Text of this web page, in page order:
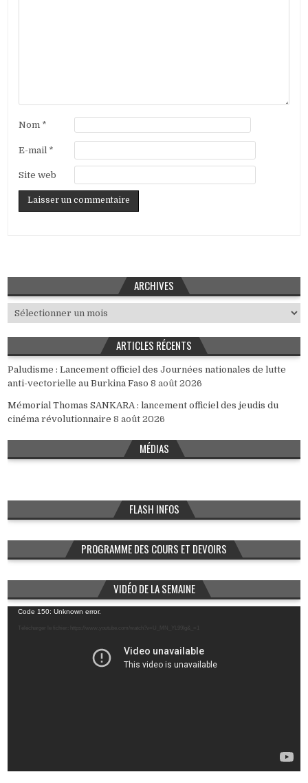
Nom *
E-mail *
Site web
ARCHIVES
Archives
ARTICLES RÉCENTS
Paludisme : Lancement officiel des Journées nationales de lutte
anti-vectorielle au Burkina Faso 8 août 2026
Mémorial Thomas SANKARA : lancement officiel des jeudis du
cinéma révolutionnaire 8 août 2026
MÉDIAS
FLASH INFOS
PROGRAMME DES COURS ET DEVOIRS
VIDÉO DE LA SEMAINE
Lecteur
vidéo
Code 150: Unknown error.
Télécharger le fichier: https://www.youtube.com/watch?v=U_MN_YL99Ig&_=1